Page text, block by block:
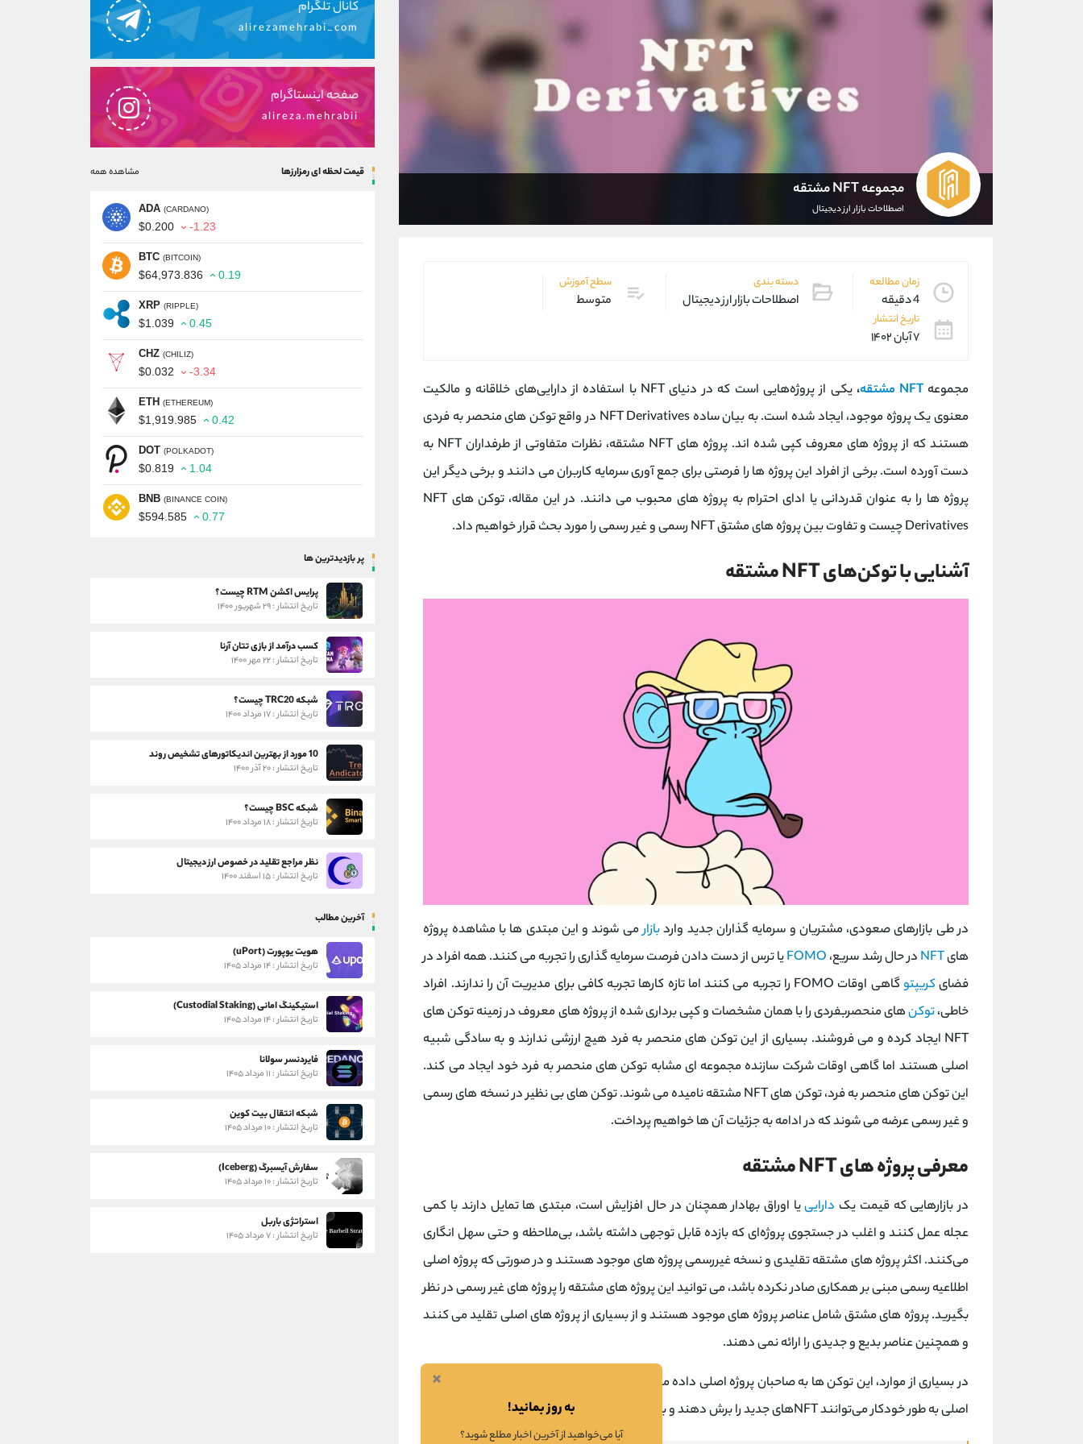
مجموعه‌ NFT مشتقه
اصطلاحات بازار ارز دیجیتال
زمان مطالعه
4 دقیقه
دسته بندی
اصطلاحات بازار ارز دیجیتال
سطح آموزش
متوسط
تاریخ انتشار
۷ آبان ۱۴۰۲
مجموعه‌NFT مشتقه ،
یکی از پروژه‌هایی است که در دنیای NFT با استفاده از دارایی‌های خلاقانه و مالکیت
معنوی یک پروژه موجود، ایجاد شده است. به بیان ساده NFT Derivatives در واقع توکن های منحصر به فردی
هستند که از پروژه های معروف کپی شده اند. پروژه های NFT مشتقه، نظرات متفاوتی از طرفداران NFT به
دست آورده است. برخی از افراد این پروژه ها را فرصتی برای جمع آوری سرمایه کاربران می دانند و برخی دیگر این
پروژه ها را به عنوان قدردانی یا ادای احترام به پروژه های محبوب می دانند. در این مقاله، توکن های NFT
Derivatives چیست و تفاوت بین پروژه های مشتق NFT رسمی و غیر رسمی را مورد بحث قرار خواهیم داد.
آشنایی با توکن‌های NFT مشتقه
در طی بازارهای صعودی، مشتریان و سرمایه گذاران جدید واردبازارمی شوند و این مبتدی ها با مشاهده پروژه
هایNFT در حال رشد سریع، FOMOیا ترس از دست دادن فرصت سرمایه گذاری را تجربه می کنند. همه افراد در
فضایکریپتو
گاهی اوقات FOMO را تجربه می کنند اما تازه کارها تجربه کافی برای مدیریت آن را ندارند. افراد
خاطی،توکنهای منحصربفردی را با همان مشخصات و کپی برداری شده از پروژه های معروف در زمینه توکن های
NFT ایجاد کرده و می فروشند. بسیاری از این توکن های منحصر به فرد هیچ ارزشی ندارند و به سادگی شبیه
اصلی هستند اما گاهی اوقات شرکت سازنده مجموعه ای مشابه توکن های منحصر به فرد خود ایجاد می کند.
این توکن های منحصر به فرد، توکن های NFT مشتقه نامیده می شوند. توکن های بی نظیر در نسخه های رسمی
و غیر رسمی عرضه می شوند که در ادامه به جزئیات آن ها خواهیم پرداخت.
معرفی پروژه های NFT مشتقه
در بازارهایی که قیمت یک دارایییا اوراق بهادار همچنان در حال افزایش است، مبتدی ها تمایل دارند با کمی
عجله عمل کنند و اغلب در جستجوی پروژه‌ای که بازده قابل توجهی داشته باشد، بی‌ملاحظه و حتی سهل انگاری
می‌کنند. اکثر پروژه های مشتقه تقلیدی و نسخه غیررسمی پروژه های موجود هستند و در صورتی که پروژه اصلی
اطلاعیه رسمی مبنی بر همکاری صادر نکرده باشد، می توانید این پروژه های مشتقه را پروژه های غیر رسمی در نظر
بگیرید. پروژه های مشتق شامل عناصر پروژه های موجود هستند و از بسیاری از پروژه های اصلی تقلید می کنند
و همچنین عناصر بدیع و جدیدی را ارائه نمی دهند.
در بسیاری از موارد، این توکن‌ ها به صاحبان پروژه اصلی داده می‌شوند یا دارندگان توکن‌های منحصربه‌فرد پروژه
اصلی به‌ طور خودکار می‌توانند NFTهای جدید را برش دهند و به اصطلاح در لیست سفید قرار می‌گیرند.
کانال تلگرام
alirezamehrabi_com
صفحه اینستاگرام
alireza.mehrabii
قیمت لحظه ای رمزارزها مشاهده همه
ADA (CARDANO)
$0.200 -1.23
BTC (BITCOIN)
$64,973.836 0.19
XRP (RIPPLE)
$1.039 0.45
CHZ (CHILIZ)
$0.032 -3.34
ETH (ETHEREUM)
$1,919.985 0.42
DOT (POLKADOT)
$0.819 1.04
BNB (BINANCE COIN)
$594.585 0.77
پر بازدیدترین ها
پرایس اکشن RTM چیست؟
تاریخ انتشار : ۲۹ شهریور ۱۴۰۰
کسب درآمد از بازی تتان آرنا
تاریخ انتشار : ۲۲ مهر ۱۴۰۰
شبکه TRC20 چیست؟
تاریخ انتشار : ۱۷ مرداد ۱۴۰۰
10 مورد از بهترین اندیکاتورهای تشخیص روند
تاریخ انتشار : ۲۰ آذر ۱۴۰۰
شبکه BSC چیست؟
تاریخ انتشار : ۱۸ مرداد ۱۴۰۰
نظر مراجع تقلید در خصوص ارز دیجیتال
تاریخ انتشار : ۱۵ اسفند ۱۴۰۰
آخرین مطالب
هویت یوپورت (uPort)
تاریخ انتشار : ۱۴ مرداد ۱۴۰۵
استیکینگ امانی (Custodial Staking)
تاریخ انتشار : ۱۴ مرداد ۱۴۰۵
فایردنسر سولانا
تاریخ انتشار : ۱۱ مرداد ۱۴۰۵
شبکه انتقال بیت کوین
تاریخ انتشار : ۱۰ مرداد ۱۴۰۵
سفارش آیسبرگ (Iceberg)
تاریخ انتشار : ۱۰ مرداد ۱۴۰۵
استراتژی باربل
تاریخ انتشار : ۷ مرداد ۱۴۰۵
×
به روز بمانید!
آیا می‌خواهید از آخرین اخبار مطلع شوید؟